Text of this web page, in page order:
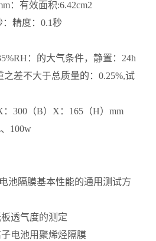
：有效面积:6.42cm2
：精度：0.1秒
：的大气条件，静置：24h
之差不大于总质量的：0.25%,试
300（B）X：165（H）mm
100w
池隔膜基本性能的通用测试方
透气度的测定
子电池用聚烯烃隔膜